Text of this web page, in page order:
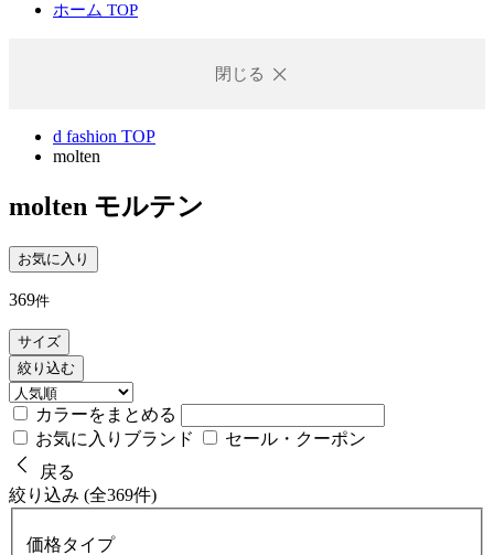
ホーム TOP
閉じる
d fashion TOP
molten
molten モルテン
お気に入り
369件
サイズ
絞り込む
カラーをまとめる
お気に入りブランド
セール・クーポン
戻る
絞り込み (全369件)
価格タイプ